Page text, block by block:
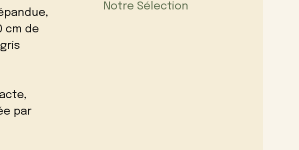
cm de
par
Notre Sélection